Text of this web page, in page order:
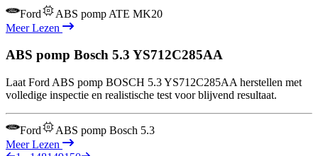
Ford
ABS pomp ATE MK20
Meer Lezen
ABS pomp Bosch 5.3 YS712C285AA
Laat Ford ABS pomp BOSCH 5.3 YS712C285AA herstellen met
volledige inspectie en realistische test voor blijvend resultaat.
Ford
ABS pomp Bosch 5.3
Meer Lezen